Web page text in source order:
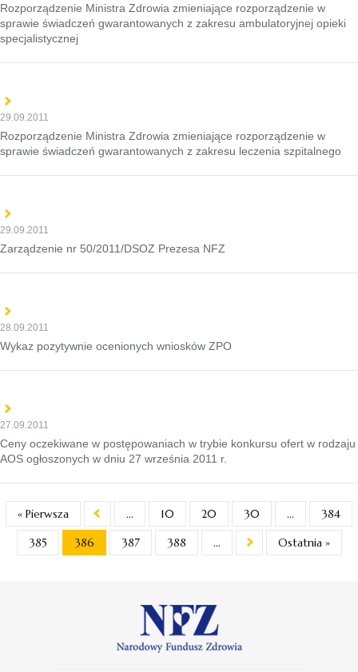
Rozporządzenie Ministra Zdrowia zmieniające rozporządzenie w
sprawie świadczeń gwarantowanych z zakresu ambulatoryjnej opieki
specjalistycznej
29.09.2011
Rozporządzenie Ministra Zdrowia zmieniające rozporządzenie w
sprawie świadczeń gwarantowanych z zakresu leczenia szpitalnego
29.09.2011
Zarządzenie nr 50/2011/DSOZ Prezesa NFZ
28.09.2011
Wykaz pozytywnie ocenionych wniosków ZPO
27.09.2011
Ceny oczekiwane w postępowaniach w trybie konkursu ofert w rodzaju
AOS ogłoszonych w dniu 27 września 2011 r.
« Pierwsza ... 10 20 30 ...
384
385
386 387 388 ... Ostatnia »